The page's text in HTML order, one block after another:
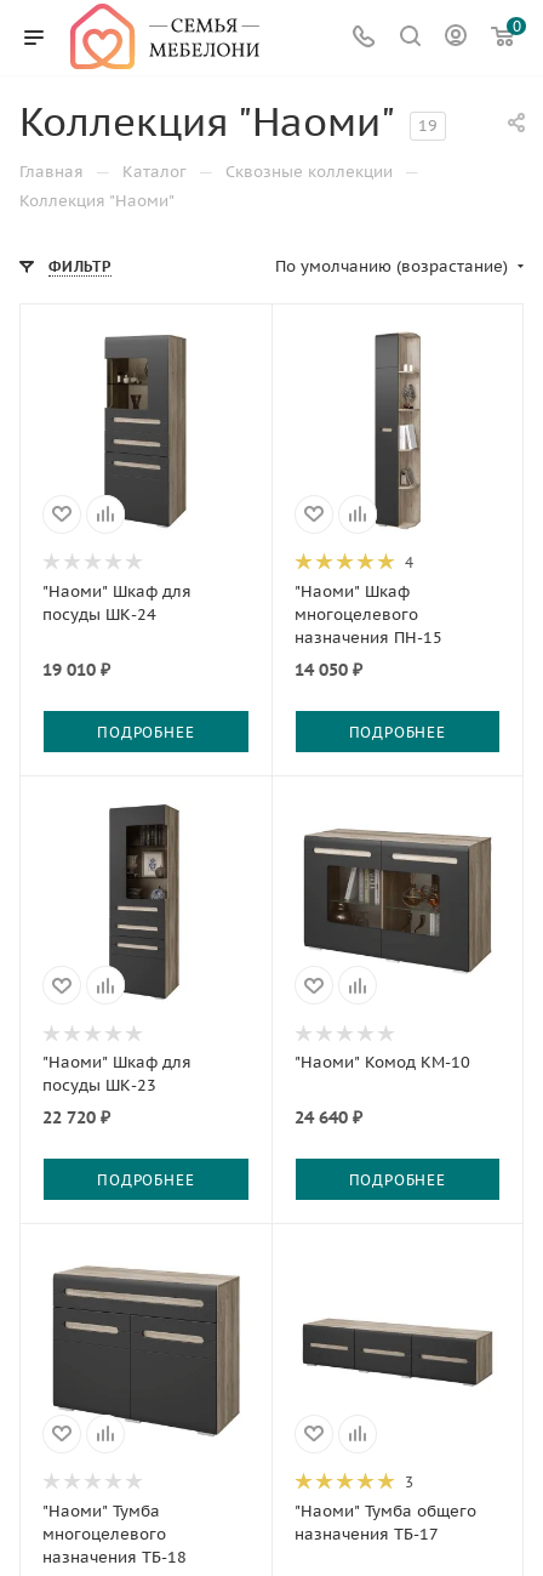
0
Коллекция "Наоми" 19
Главная — Каталог — Сквозные коллекции —
Коллекция "Наоми"
ФИЛЬТР По умолчанию (возрастание)
"Наоми" Шкаф для
посуды ШК-24
19 010 ₽
ПОДРОБНЕЕ
4
"Наоми" Шкаф
многоцелевого
назначения ПН-15
14 050 ₽
ПОДРОБНЕЕ
"Наоми" Шкаф для
посуды ШК-23
22 720 ₽
ПОДРОБНЕЕ
"Наоми" Комод КМ-10
24 640 ₽
ПОДРОБНЕЕ
"Наоми" Тумба
многоцелевого
назначения ТБ-18
3
"Наоми" Тумба общего
назначения ТБ-17